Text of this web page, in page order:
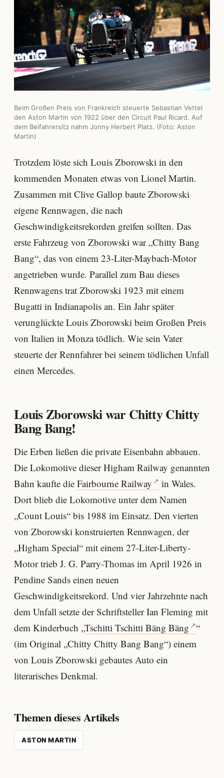
Beim Großen Preis von Frankreich steuerte Sebastian Vettel
den Aston Martin von 1922 über den Circuit Paul Ricard. Auf
dem Beifahrersitz nahm Jonny Herbert Platz. (Foto: Aston
Martin)
Trotzdem löste sich Louis Zborowski in den
kommenden Monaten etwas von Lionel Martin.
Zusammen mit Clive Gallop baute Zborowski
eigene Rennwagen, die nach
Geschwindigkeitsrekorden greifen sollten. Das
erste Fahrzeug von Zborowski war „Chitty Bang
Bang“, das von einem 23-Liter-Maybach-Motor
angetrieben wurde. Parallel zum Bau dieses
Rennwagens trat Zborowski 1923 mit einem
Bugatti in Indianapolis an. Ein Jahr später
verunglückte Louis Zborowski beim Großen Preis
von Italien in Monza tödlich. Wie sein Vater
steuerte der Rennfahrer bei seinem tödlichen Unfall
einen Mercedes.
Louis Zborowski war Chitty Chitty
Bang Bang!
Die Erben ließen die private Eisenbahn abbauen.
Die Lokomotive dieser Higham Railway genannten
Bahn kaufte die Fairbourne Railway
in Wales.
Dort blieb die Lokomotive unter dem Namen
„Count Louis“ bis 1988 im Einsatz. Den vierten
von Zborowski konstruierten Rennwagen, der
„Higham Special“ mit einem 27-Liter-Liberty-
Motor trieb J. G. Parry-Thomas im April 1926 in
Pendine Sands einen neuen
Geschwindigkeitsrekord. Und vier Jahrzehnte nach
dem Unfall setzte der Schriftsteller Ian Fleming mit
dem Kinderbuch „Tschitti Tschitti Bäng Bäng
“
(im Original „Chitty Chitty Bang Bang“) einem
von Louis Zborowski gebautes Auto ein
literarisches Denkmal.
Themen dieses Artikels
ASTON MARTIN